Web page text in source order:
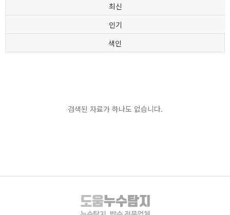
최신
인기
색인
검색된 자료가 하나도 없습니다.